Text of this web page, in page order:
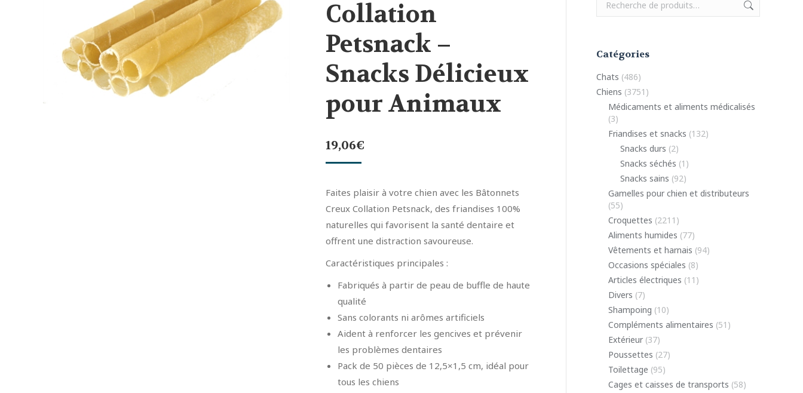
Collation
Petsnack –
Snacks Délicieux
pour Animaux
19,06€
Faites plaisir à votre chien avec les Bâtonnets
Creux Collation Petsnack, des friandises 100%
naturelles qui favorisent la santé dentaire et
offrent une distraction savoureuse.
Caractéristiques principales :
Fabriqués à partir de peau de buffle de haute
qualité
Sans colorants ni arômes artificiels
Aident à renforcer les gencives et prévenir
les problèmes dentaires
Pack de 50 pièces de 12,5×1,5 cm, idéal pour
tous les chiens
Catégories
Chats (486)
Chiens (3751)
Médicaments et aliments médicalisés
(3)
Friandises et snacks (132)
Snacks durs (2)
Snacks séchés (1)
Snacks sains (92)
Gamelles pour chien et distributeurs
(55)
Croquettes (2211)
Aliments humides (77)
Vêtements et harnais (94)
Occasions spéciales (8)
Articles électriques (11)
Divers (7)
Shampoing (10)
Compléments alimentaires (51)
Extérieur (37)
Poussettes (27)
Toilettage (95)
Cages et caisses de transports (58)